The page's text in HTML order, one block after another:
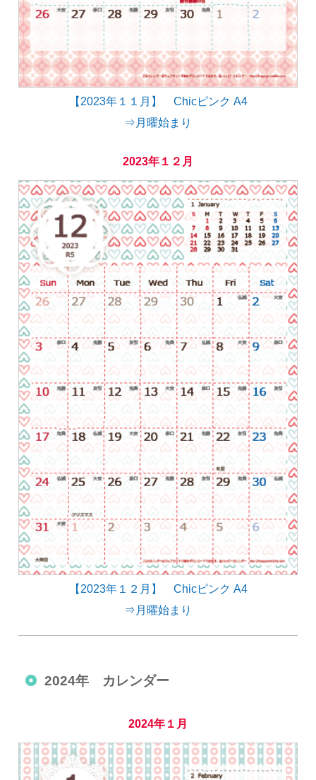
【2023年１１月】 Chicピンク A4
⇒月曜始まり
2023年１２月
【2023年１２月】 Chicピンク A4
⇒月曜始まり
2024年 カレンダー
2024年１月